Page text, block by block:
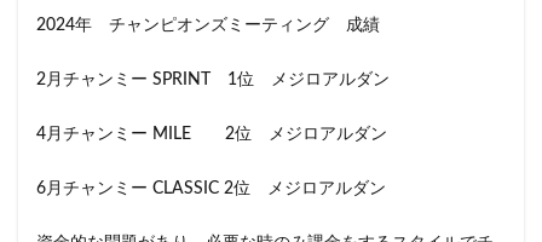
2024年 チャンピオンズミーティング 成績
2月チャンミー SPRINT 1位 メジロアルダン
4月チャンミー MILE 2位 メジロアルダン
6月チャンミー CLASSIC 2位 メジロアルダン